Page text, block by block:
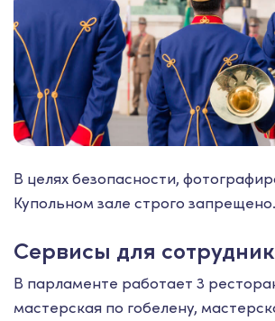
В целях безопасности,
Купольном зале строго запрещено.
Сервисы для
В парламенте работает 3
мастерская по гобелену,